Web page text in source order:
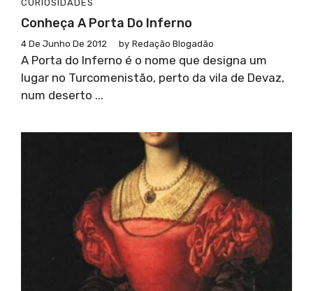
CURIOSIDADES
Conheça A Porta Do Inferno
4 De Junho De 2012 by Redação Blogadão
A Porta do Inferno é o nome que designa um
lugar no Turcomenistão, perto da vila de Devaz,
num deserto ...